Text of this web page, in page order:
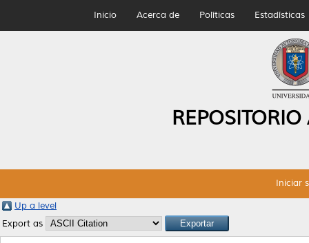
Inicio Acerca de Políticas Estadísticas
Iniciar
Up a level
Export as